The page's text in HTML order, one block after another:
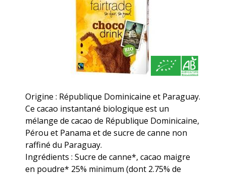
Origine : République Dominicaine et Paraguay.
Ce cacao instantané biologique est un
mélange de cacao de République Dominicaine,
Pérou et Panama et de sucre de canne non
raffiné du Paraguay.
Ingrédients : Sucre de canne*, cacao maigre
en poudre* 25% minimum (dont 2.75% de